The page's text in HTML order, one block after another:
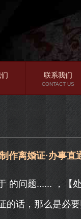
联系我们
CONTACT US
作离婚证·办事直
问题...... ，【
的话，那么是必